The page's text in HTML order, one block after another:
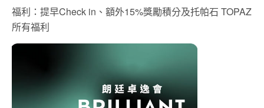
福利：提早Check in、額外15%獎勵積分及托帕石 TOPAZ
所有福利